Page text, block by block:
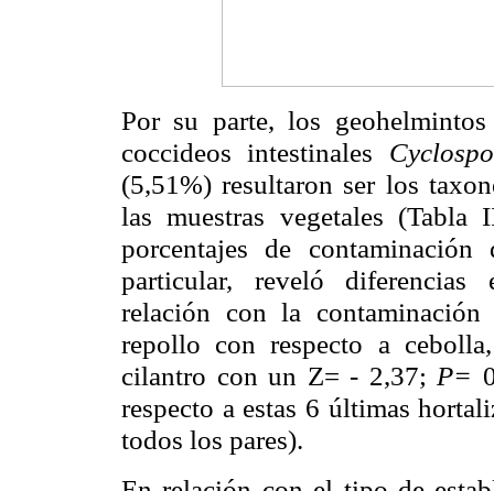
Por su parte, los
coccideos intestinales
(5,51%) resultaron ser los
las muestras vegetales
porcentajes de
particular, reveló diferencias
relación con la
repollo con respecto a
cilantro con un Z= - 2,37; P=
respecto a estas 6 últimas
todos los pares).